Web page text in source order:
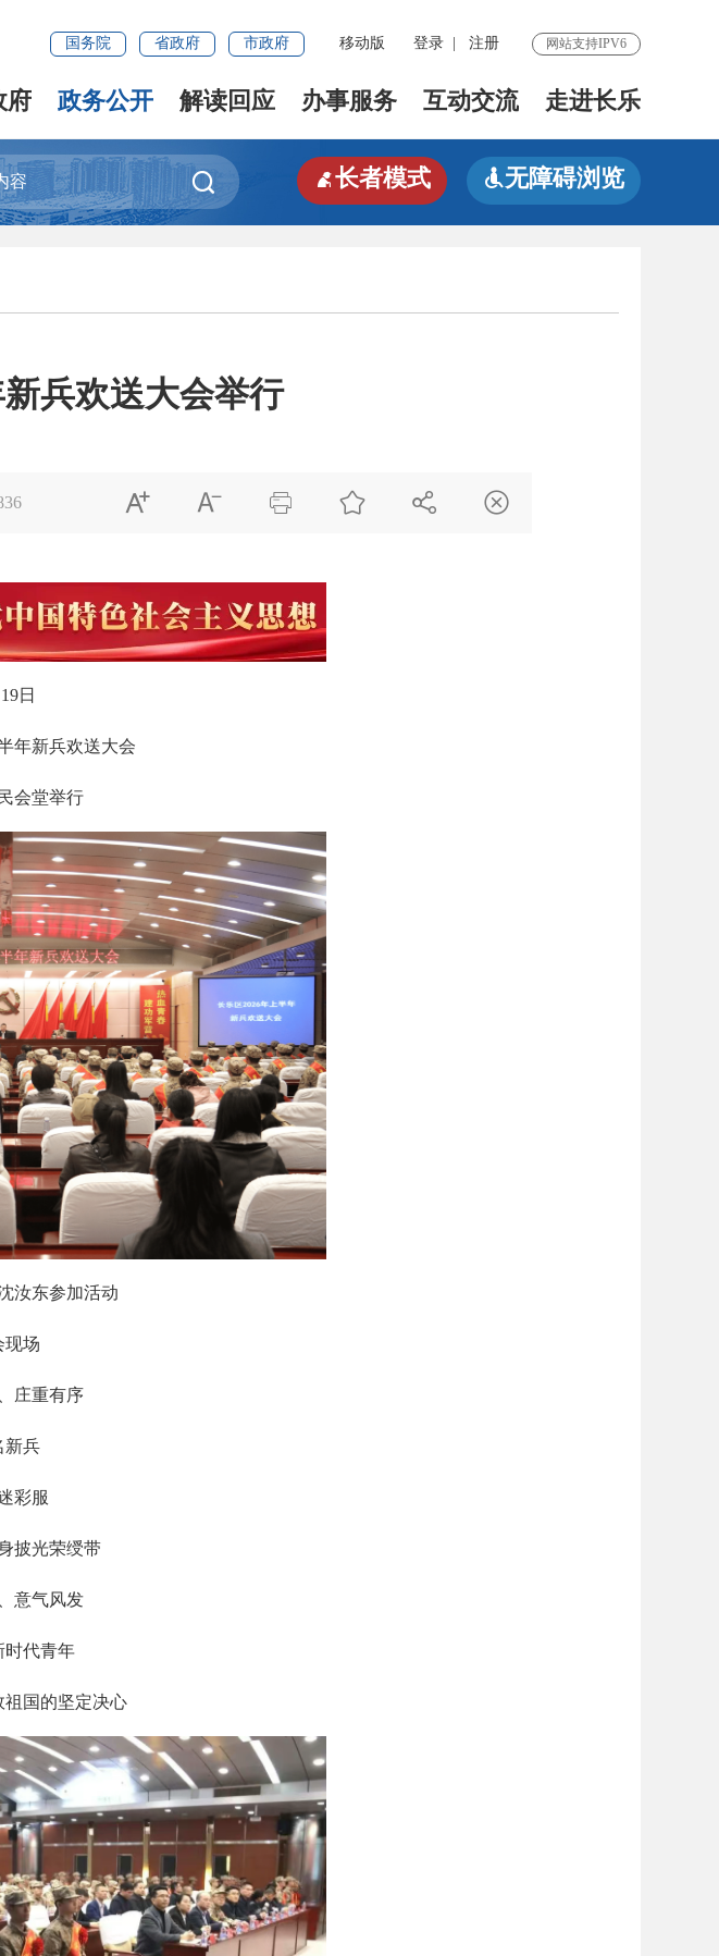
国务院 省政府 市政府 移动版 登录 注册 网站支持IPV6
府 政务公开 解读回应 办事服务 互动交流 走进长乐
 长者模式 无障碍浏览
兵欢送大会举行
     
日
新兵欢送大会
堂举行
东参加活动
场
重有序
兵
服
光荣绶带
气风发
代青年
国的坚定决心